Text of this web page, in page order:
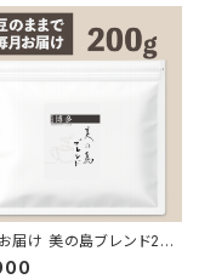
届け 美の島ブレンド200
まま】